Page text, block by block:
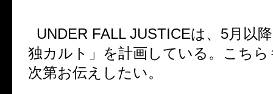
UNDER FALL JUSTICEは、 5月以
独カルト」を計画している。こちら
次第お伝えしたい。